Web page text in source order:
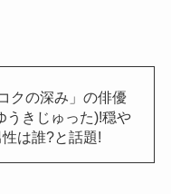
クの深み」の俳優
うきじゅった)!穏や
は誰?と話題!